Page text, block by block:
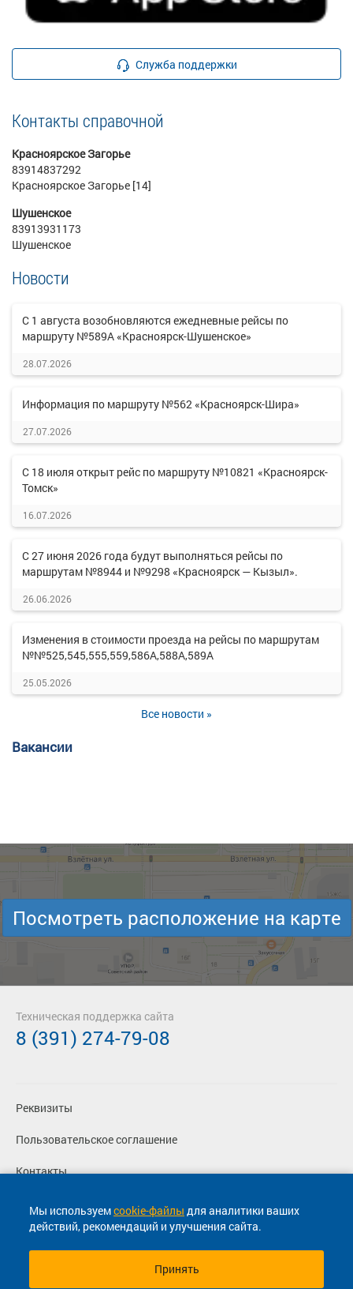
Служба поддержки
Контакты справочной
Красноярское Загорье
83914837292
Красноярское Загорье [14]
Шушенское
83913931173
Шушенское
Новости
С 1 августа возобновляются ежедневные рейсы по
маршруту №589А «Красноярск-Шушенское»
28.07.2026
Информация по маршруту №562 «Красноярск-Шира»
27.07.2026
С 18 июля открыт рейс по маршруту №10821 «Красноярск-
Томск»
16.07.2026
С 27 июня 2026 года будут выполняться рейсы по
маршрутам №8944 и №9298 «Красноярск — Кызыл».
26.06.2026
Изменения в стоимости проезда на рейсы по маршрутам
№№525,545,555,559,586А,588А,589А
25.05.2026
Все новости »
Вакансии
Мы используемcookie-файлы для аналитики ваших
действий, рекомендаций и улучшения сайта.
Принять
Посмотреть расположение на карте
Реквизиты
Пользовательское соглашение
Контакты
Политика конфиденциальности
Перевозчикам
Техническая поддержка сайта
8 (391) 274-79-08
© 2013-2026, ООО "Капитал"- Онлайн сервис продажи